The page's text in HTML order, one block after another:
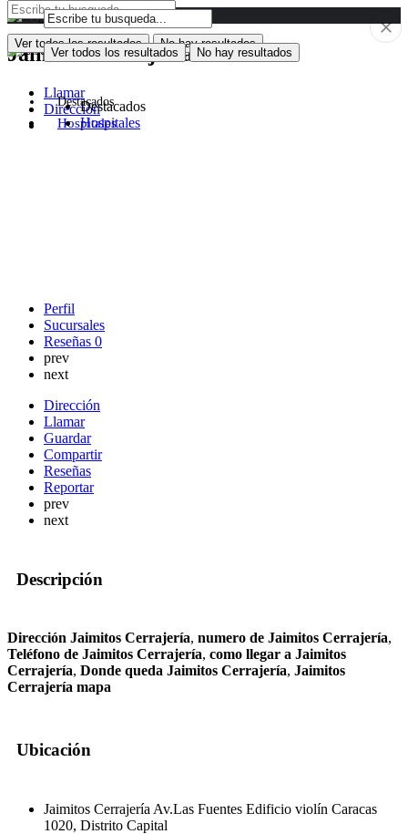
Ver todos los resultados No hay resultados
Destacados
Hospitales
Jaimitos Cerrajería
Llamar
Dirección
Perfil
Sucursales
Reseñas 0
prev
next
Dirección
Llamar
Guardar
Compartir
Reseñas
Reportar
prev
next
Descripción
Dirección Jaimitos Cerrajería, numero de Jaimitos Cerrajería,
Teléfono de Jaimitos Cerrajería, como llegar a Jaimitos
Cerrajería, Donde queda Jaimitos Cerrajería, Jaimitos
Cerrajería mapa
Ubicación
Jaimitos Cerrajería Av.Las Fuentes Edificio violín Caracas
1020, Distrito Capital
Ver todos los resultados No hay resultados
Destacados
Hospitales